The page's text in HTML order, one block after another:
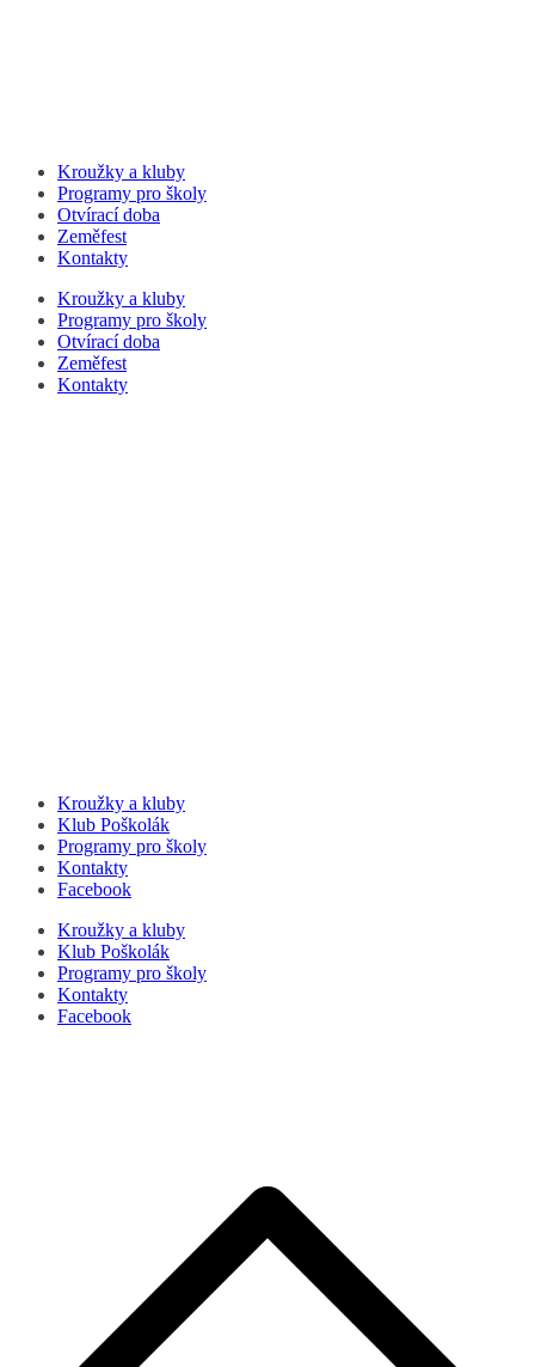
Kroužky a kluby
Programy pro školy
Otvírací doba
Zeměfest
Kontakty
Kroužky a kluby
Programy pro školy
Otvírací doba
Zeměfest
Kontakty
Kroužky a kluby
Klub Poškolák
Programy pro školy
Kontakty
Facebook
Kroužky a kluby
Klub Poškolák
Programy pro školy
Kontakty
Facebook